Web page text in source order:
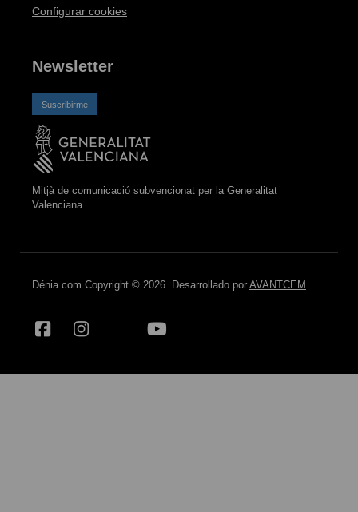
Configurar cookies
Newsletter
Suscribirme
Mitjà de comunicació subvencionat per la Generalitat
Valenciana
Dénia.com Copyright © 2026. Desarrollado por AVANTCEM